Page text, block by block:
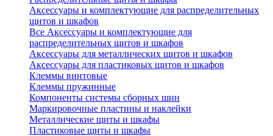
Аксессуары и комплектующие для распределительных
щитов и шкафов
Все Аксессуары и комплектующие для
распределительных щитов и шкафов
Аксессуары для металлических щитов и шкафов
Аксессуары для пластиковых щитов и шкафов
Клеммы винтовые
Клеммы пружинные
Компоненты системы сборных шин
Маркировочные пластины и наклейки
Металлические щиты и шкафы
Пластиковые щиты и шкафы